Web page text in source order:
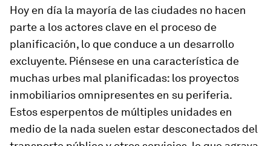
Hoy en día la mayoría de las ciudades no hacen
parte a los actores clave en el proceso de
planificación, lo que conduce a un desarrollo
excluyente. Piénsese en una característica de
muchas urbes mal planificadas: los proyectos
inmobiliarios omnipresentes en su periferia.
Estos esperpentos de múltiples unidades en
medio de la nada suelen estar desconectados del